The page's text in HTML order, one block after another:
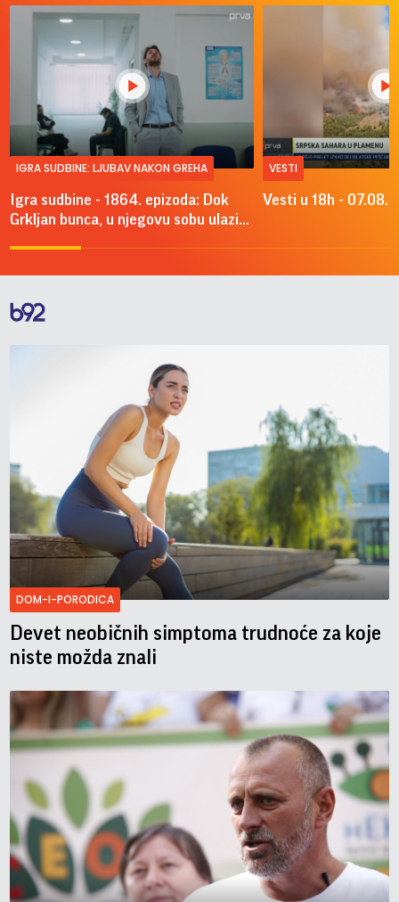
IGRA SUDBINE: LJUBAV NAKON GREHA
Igra sudbine - 1864. epizoda: Dok
Grkljan bunca, u njegovu sobu ulazi...
VESTI
Vesti u 18h -
DOM-I-PORODICA
Devet neobičnih simptoma trudnoće za koje
niste možda znali